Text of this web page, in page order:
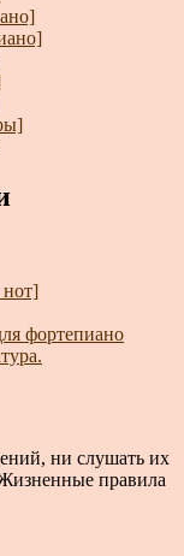
фортепиано
ни слушать их
правила